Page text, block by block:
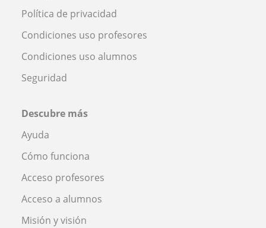
Política de privacidad
Condiciones uso profesores
Condiciones uso alumnos
Seguridad
Descubre más
Ayuda
Cómo funciona
Acceso profesores
Acceso a alumnos
Misión y visión